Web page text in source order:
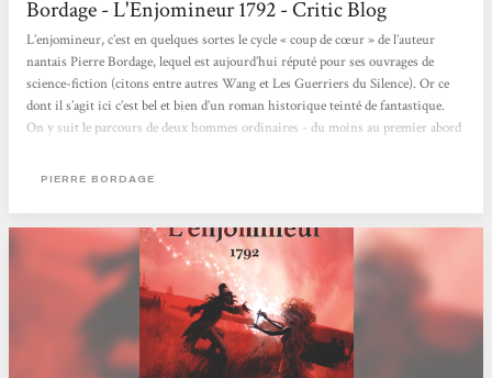
Bordage - L'Enjomineur 1792 - Critic Blog
L’enjomineur, c’est en quelques sortes le cycle « coup de cœur » de l’auteur
nantais Pierre Bordage, lequel est aujourd’hui réputé pour ses ouvrages de
science-fiction (citons entre autres Wang et Les Guerriers du Silence). Or ce
dont il s’agit ici c’est bel et bien d’un roman historique teinté de fantastique.
On y suit le parcours de deux hommes ordinaires - du moins au premier abord
française. Roman historique déjà car, à suivre le parcours de ces deux
PIERRE BORDAGE